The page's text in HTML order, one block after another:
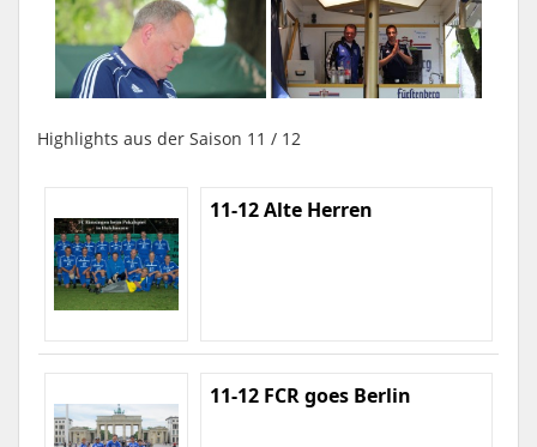
Highlights aus der Saison 11 / 12
11-12 Alte Herren
11-12 FCR goes Berlin